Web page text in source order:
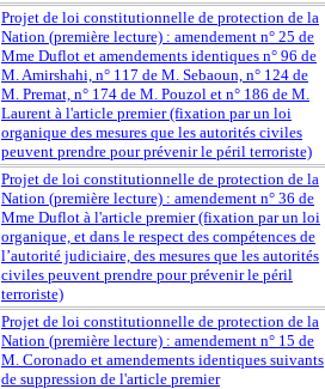
Projet de loi constitutionnelle de protection de la
Nation (première lecture) : amendement n° 25 de
Mme Duflot et amendements identiques n° 96 de
M. Amirshahi, n° 117 de M. Sebaoun, n° 124 de
M. Premat, n° 174 de M. Pouzol et n° 186 de M.
Laurent à l'article premier (fixation par un loi
organique des mesures que les autorités civiles
peuvent prendre pour prévenir le péril terroriste)
Projet de loi constitutionnelle de protection de la
Nation (première lecture) : amendement n° 36 de
Mme Duflot à l'article premier (fixation par un loi
organique, et dans le respect des compétences de
l’autorité judiciaire, des mesures que les autorités
civiles peuvent prendre pour prévenir le péril
terroriste)
Projet de loi constitutionnelle de protection de la
Nation (première lecture) : amendement n° 15 de
M. Coronado et amendements identiques suivants
de suppression de l'article premier